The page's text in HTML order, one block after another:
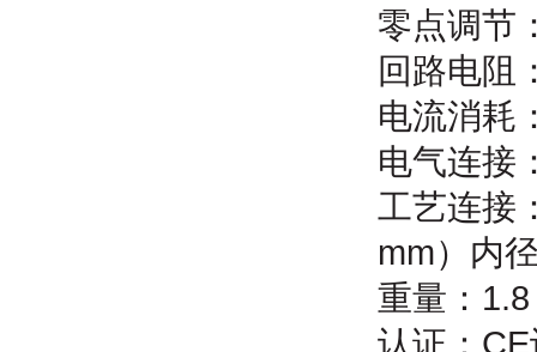
零点调节
回路电阻
电流消耗
电气连接
工艺连接
mm）内
重量：
认证：